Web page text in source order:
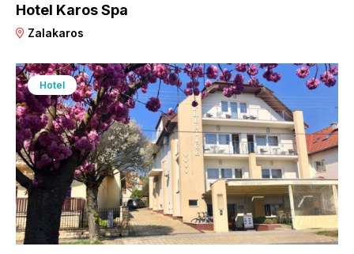
Hotel Karos Spa
Zalakaros
Hotel